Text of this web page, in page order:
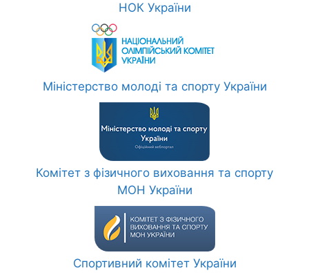
НОК України
Міністерство молоді та спорту України
Комітет з фізичного виховання та спорту
МОН України
Спортивний комітет України